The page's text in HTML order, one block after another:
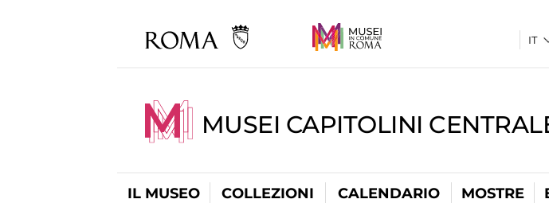
MUSEI CAPITOLINI
IL MUSEO COLLEZIONI CALENDARIO MOSTRE